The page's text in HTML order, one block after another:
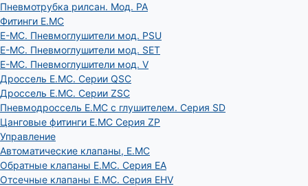
Пневмотрубка рилсан. Мод. PA
Фитинги E.MC
E-MC. Пневмоглушители мод. PSU
E-MC. Пневмоглушители мод. SET
E-MC. Пневмоглушители мод. V
Дроссель E.MC. Серии QSC
Дроссель E.MC. Серии ZSC
Пневмодроссель E.MC с глушителем. Серия SD
Цанговые фитинги E.MC Серия ZP
Управление
Автоматические клапаны, Е.МС
Обратные клапаны E.MC. Серия EA
Отсечные клапаны E.MC. Серия EHV